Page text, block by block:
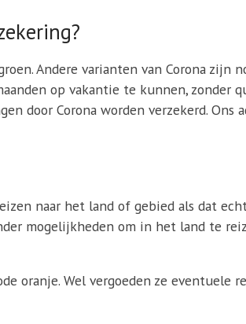
Andere varianten van Corona zijn
op vakantie te kunnen, zonder
door Corona worden verzekerd. Ons
naar het land of gebied als dat
mogelijkheden om in het land te
oranje. Wel vergoeden ze eventuele